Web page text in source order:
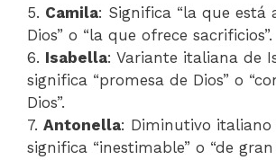
5. Camila: Significa “la que está
Dios” o “la que ofrece sacrificios”.
6. Isabella: Variante italiana de
significa “promesa de Dios” o
Dios”.
7. Antonella: Diminutivo italiano
significa “inestimable” o “de gran